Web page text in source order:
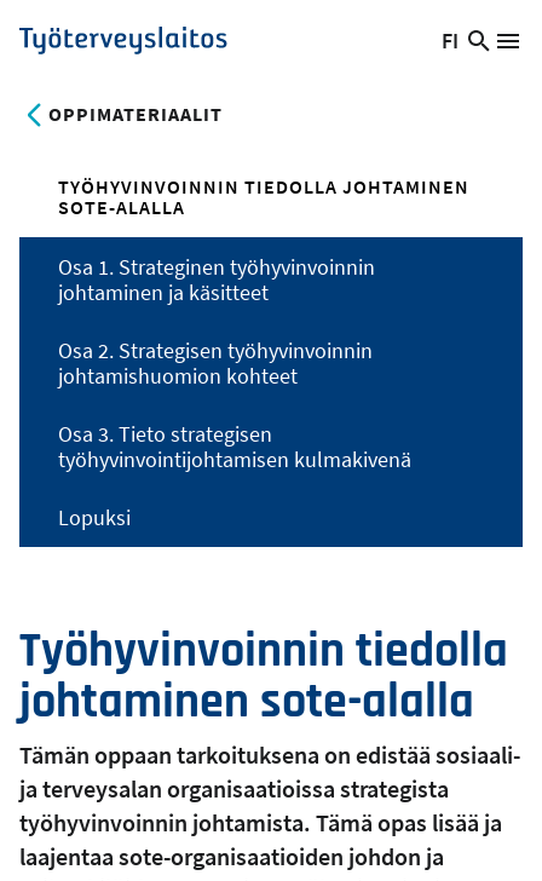
Hyppää
pääsisältöön
Työterveyslaitos
Vaihda
FI
Hae
OPPIMATERIAALIT
Työhyvinvoinnin tiedolla
johtaminen sote-alalla
Tämän oppaan tarkoituksena on edistää sosiaali-
ja terveysalan organisaatioissa strategista
työhyvinvoinnin johtamista. Tämä opas lisää ja
laajentaa sote-organisaatioiden johdon ja
TYÖHYVINVOINNIN TIEDOLLA JOHTAMINEN
SOTE-ALALLA
Osa 1. Strateginen työhyvinvoinnin
johtaminen ja käsitteet
Osa 2. Strategisen työhyvinvoinnin
johtamishuomion kohteet
Osa 3. Tieto strategisen
työhyvinvointijohtamisen kulmakivenä
Lopuksi